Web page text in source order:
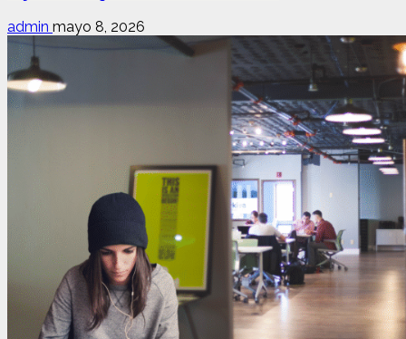
admin mayo 8, 2026